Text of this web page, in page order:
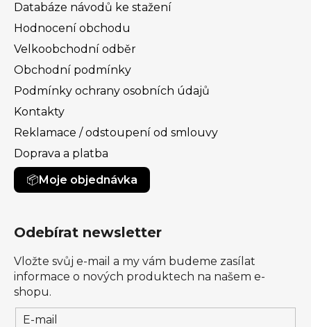
Databáze návodů ke stažení
Hodnocení obchodu
Velkoobchodní odběr
Obchodní podmínky
Podmínky ochrany osobních údajů
Kontakty
Reklamace / odstoupení od smlouvy
Doprava a platba
Moje objednávka
Odebírat newsletter
Vložte svůj e-mail a my vám budeme zasílat
informace o nových produktech na našem e-
shopu.
E-mail